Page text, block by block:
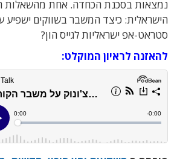
נמצאות בסכנת הכחדה. אחת מהשאלות
הישראלית: כיצד המשבר בשווקים ישפיע
סטראט-אפ ישראליות לגייס הון?
להאזנה לראיון המוקלט: